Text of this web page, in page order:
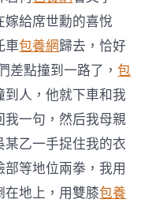
給席世勳的喜悅
車包養網歸去，恰好
差點撞到一路了，包
人，他就下車和我
一句，然后我母親
乙一手捉住我的衣
等地位兩拳，我用
在地上，用雙膝包養